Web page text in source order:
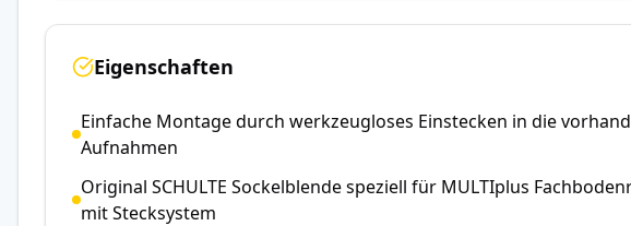
Eigenschaften
Einfache Montage durch werkzeugloses Einstecken in die
Aufnahmen
Original SCHULTE Sockelblende speziell für MULTIplus
mit Stecksystem